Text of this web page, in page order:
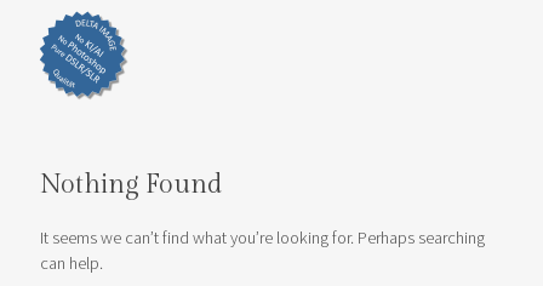
Nothing Found
It seems we can’t find what you’re looking for. Perhaps searching
can help.